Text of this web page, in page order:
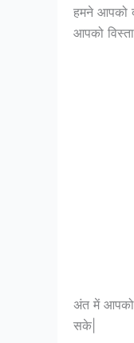
हमने आपको
आपको
अंत में
सके|